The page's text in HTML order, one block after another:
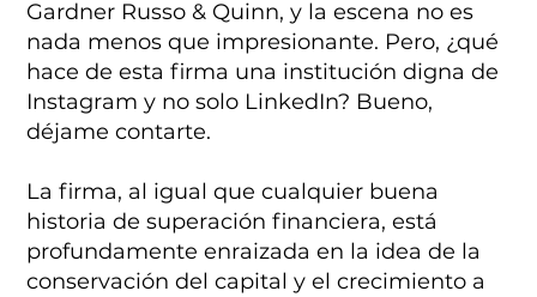
Gardner Russo & Quinn, y la escena no es
nada menos que impresionante. Pero, ¿qué
hace de esta firma una institución digna de
Instagram y no solo LinkedIn? Bueno,
déjame contarte.
La firma, al igual que cualquier buena
historia de superación financiera, está
profundamente enraizada en la idea de la
conservación del capital y el crecimiento a